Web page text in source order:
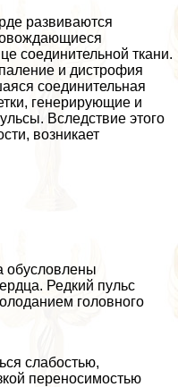
развиваются
соединительной ткани.
и дистрофия
соединительная
генерирующие и
Вследствие этого
возникает
обусловлены
Редкий пульс
головного
слабостью,
переносимостью